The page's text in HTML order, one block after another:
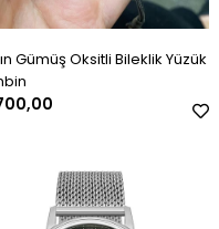
Gümüş Oksitli Bileklik Yüzük